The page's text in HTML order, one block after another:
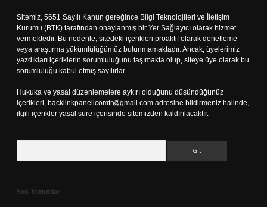
Sitemiz, 5651 Sayılı Kanun gereğince Bilgi Teknolojileri ve İletişim
Kurumu (BTK) tarafından onaylanmış bir Yer Sağlayıcı olarak hizmet
vermektedir. Bu nedenle, sitedeki içerikleri proaktif olarak denetleme
veya araştırma yükümlülüğümüz bulunmamaktadır. Ancak, üyelerimiz
yazdıkları içeriklerin sorumluluğunu taşımakta olup, siteye üye olarak bu
sorumluluğu kabul etmiş sayılırlar.
Hukuka ve yasal düzenlemelere aykırı olduğunu düşündüğünüz
içerikleri, backlinkpanelicomtr@gmail.com adresine bildirmeniz halinde,
ilgili içerikler yasal süre içerisinde sitemizden kaldırılacaktır.
Son Yorumlar